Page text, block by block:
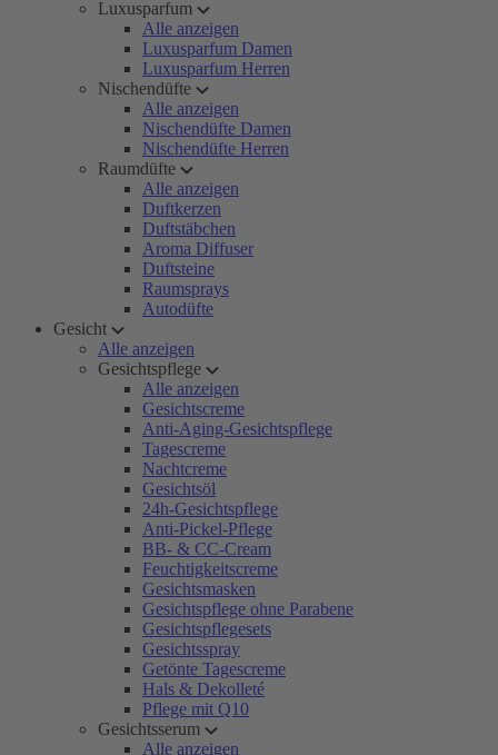
Luxusparfum
Alle anzeigen
Luxusparfum Damen
Luxusparfum Herren
Nischendüfte
Alle anzeigen
Nischendüfte Damen
Nischendüfte Herren
Raumdüfte
Alle anzeigen
Duftkerzen
Duftstäbchen
Aroma Diffuser
Duftsteine
Raumsprays
Autodüfte
Gesicht
Alle anzeigen
Gesichtspflege
Alle anzeigen
Gesichtscreme
Anti-Aging-Gesichtspflege
Tagescreme
Nachtcreme
Gesichtsöl
24h-Gesichtspflege
Anti-Pickel-Pflege
BB- & CC-Cream
Feuchtigkeitscreme
Gesichtsmasken
Gesichtspflege ohne Parabene
Gesichtspflegesets
Gesichtsspray
Getönte Tagescreme
Hals & Dekolleté
Pflege mit Q10
Gesichtsserum
Alle anzeigen